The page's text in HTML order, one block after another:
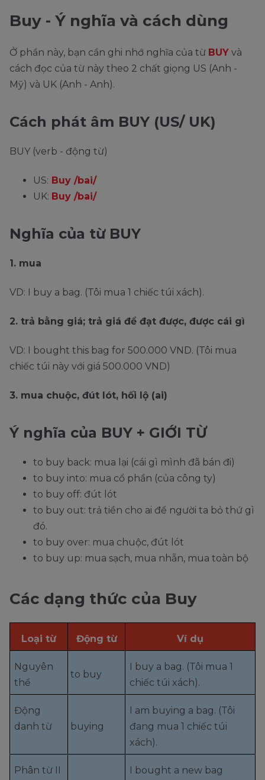
Buy - Ý nghĩa và cách dùng
Ở phần này, bạn cần ghi nhớ nghĩa của từ BUY và
cách đọc của từ này theo 2 chất giọng US (Anh -
Mỹ) và UK (Anh - Anh).
Cách phát âm BUY (US/ UK)
BUY (verb - động từ)
US: Buy /bai/
UK: Buy /bai/
Nghĩa của từ BUY
1. mua
VD: I buy a bag. (Tôi mua 1 chiếc túi xách).
2. trả bằng giá; trả giá để đạt được, được cái gì
VD: I bought this bag for 500.000 VND. (Tôi mua
chiếc túi này với giá 500.000 VND)
3. mua chuộc, đút lót, hối lộ (ai)
Ý nghĩa của BUY + GIỚI TỪ
to buy back: mua lại (cái gì mình đã bán đi)
to buy into: mua cổ phần (của công ty)
to buy off: đút lót
to buy out: trả tiền cho ai để người ta bỏ thứ gì
đó.
to buy over: mua chuộc, đút lót
to buy up: mua sạch, mua nhẵn, mua toàn bộ
Các dạng thức của Buy
Loại từ Động từ Ví dụ
Nguyên
thể
to buy
I buy a bag. (Tôi mua 1
chiếc túi xách).
Động
danh từ
buying
I am buying a bag. (Tôi
đang mua 1 chiếc túi
xách).
Phân từ II
I bought a new bag